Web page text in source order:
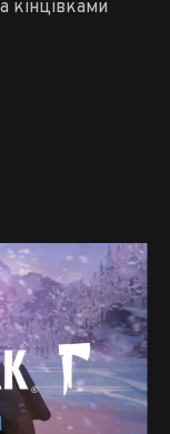
кінцівками